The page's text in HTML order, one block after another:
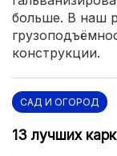
больше. В наш
конструкции.
САД И ОГОРОД
13 лучших